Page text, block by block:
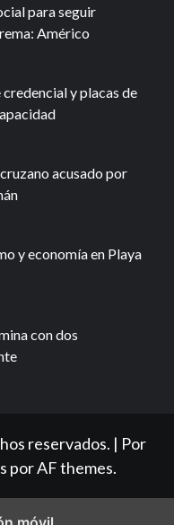
para seguir
Américo
y placas de
acusado por
y economía en Playa
con dos
reservados. | Por
por AF themes.